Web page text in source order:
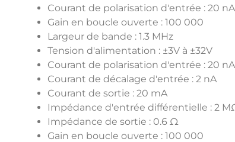
Courant de polarisation d'entrée : 20 nA
Gain en boucle ouverte : 100 000
Largeur de bande : 1.3 MHz
Tension d'alimentation : ±3V à ±32V
Courant de polarisation d'entrée : 20 nA
Courant de décalage d'entrée : 2 nA
Courant de sortie : 20 mA
Impédance d'entrée différentielle : 2
Impédance de sortie : 0.6 Ω
Gain en boucle ouverte : 100 000